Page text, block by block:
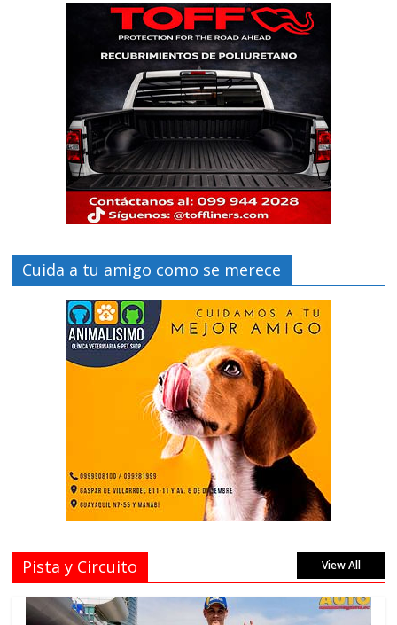
Cuida a tu amigo como se merece
Pista y Circuito View All